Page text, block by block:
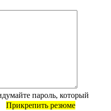
пароль, который
Прикрепить резюме